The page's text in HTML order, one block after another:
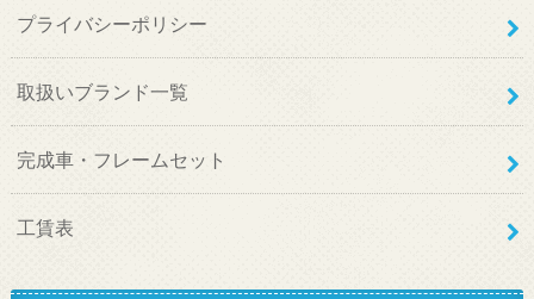
プライバシーポリシー
取扱いブランド一覧
完成車・フレームセット
工賃表